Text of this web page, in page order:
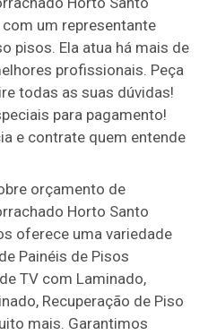
um representante
pisos. Ela atua há mais de
profissionais. Peça
todas as suas dúvidas!
para pagamento!
e contrate quem entende
orçamento de
Horto Santo
oferece uma variedade
Painéis de Pisos
TV com Laminado,
Recuperação de Piso
mais. Garantimos